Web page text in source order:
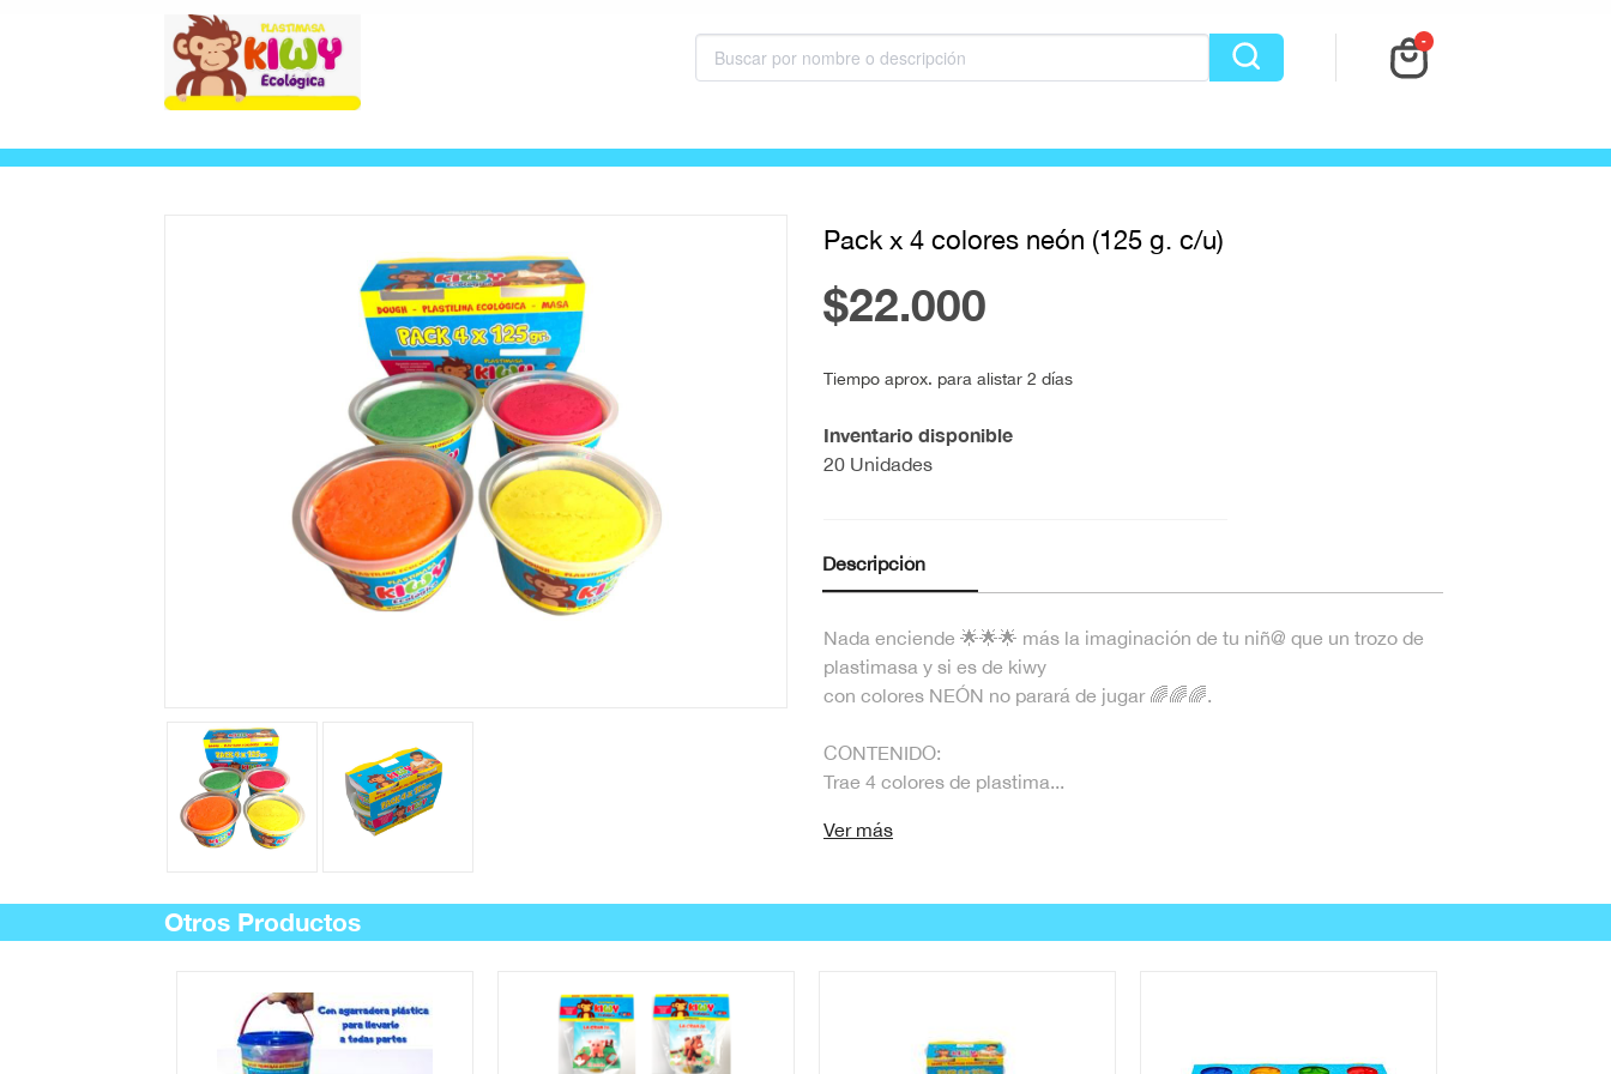
-
Pack x 4 colores neón (125 g. c/u)
$22.000
Tiempo aprox. para alistar 2 días
Inventario disponible
20 Unidades
Descripción
Nada enciende 🌟🌟🌟 más la imaginación de tu niñ@ que un trozo de
plastimasa y si es de kiwy
con colores NEÓN no parará de jugar 🌈🌈🌈.
CONTENIDO:
Trae 4 colores de plastima...
Ver más
Otros Productos